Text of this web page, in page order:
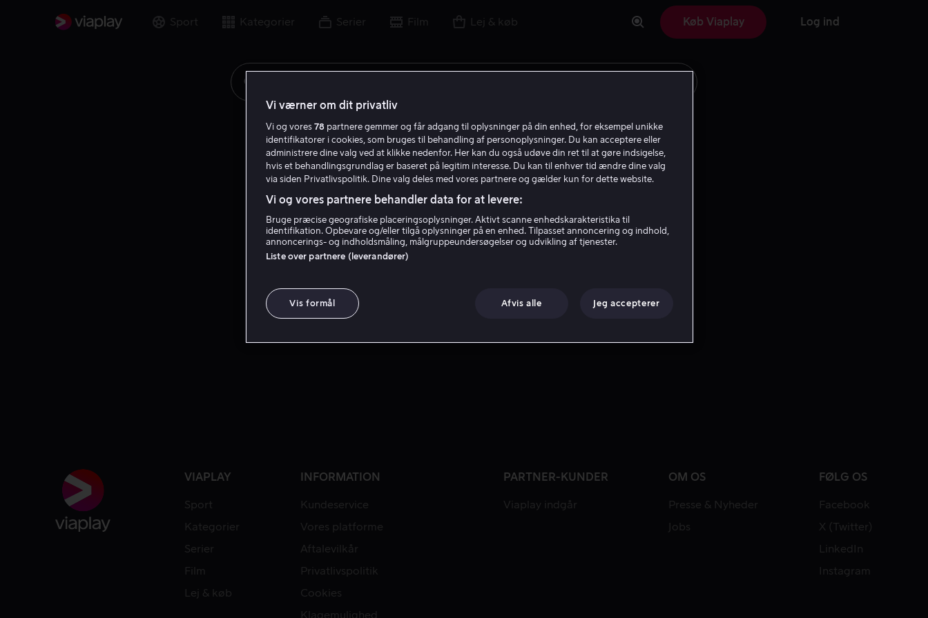
Sport Kategorier Serier Film Lej & køb Køb Viaplay Log ind
VIAPLAY
Sport
Kategorier
Serier
Film
Lej & køb
INFORMATION
Kundeservice
Vores platforme
Aftalevilkår
Privatlivspolitik
Cookies
Klagemulighed
PARTNER-KUNDER
Viaplay indgår
OM OS
Presse & Nyheder
Jobs
FØLG OS
Facebook
X (Twitter)
LinkedIn
Instagram
Vi værner om dit privatliv
Vi og vores 78 partnere gemmer og får adgang til oplysninger på din enhed, for eksempel unikke
identifikatorer i cookies, som bruges til behandling af personoplysninger. Du kan acceptere eller
administrere dine valg ved at klikke nedenfor. Her kan du også udøve din ret til at gøre indsigelse,
hvis et behandlingsgrundlag er baseret på legitim interesse. Du kan til enhver tid ændre dine valg
via siden Privatlivspolitik. Dine valg deles med vores partnere og gælder kun for dette website.
Vi og vores partnere behandler data for at levere:
Bruge præcise geografiske placeringsoplysninger. Aktivt scanne enhedskarakteristika til
identifikation. Opbevare og/eller tilgå oplysninger på en enhed. Tilpasset annoncering og indhold,
annoncerings- og indholdsmåling, målgruppeundersøgelser og udvikling af tjenester.
Liste over partnere (leverandører)
Vis formål Afvis alle Jeg accepterer